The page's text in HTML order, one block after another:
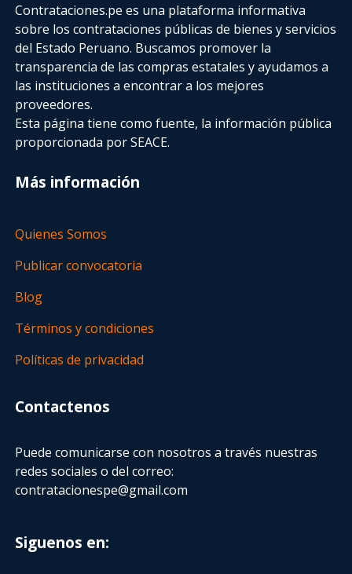
Contrataciones.pe es una plataforma informativa
sobre los contrataciones públicas de bienes y servicios
del Estado Peruano. Buscamos promover la
transparencia de las compras estatalesy ayudamos a
las instituciones a encontrar a los mejores
proveedores.
Esta página tiene como fuente, la información pública
proporcionada por SEACE.
Más información
Quienes Somos
Publicar convocatoria
Blog
Términos y condiciones
Políticas de privacidad
Contactenos
Puede comunicarse con nosotros a través nuestras
redes sociales o del correo:
contratacionespe@gmail.com
Siguenos en: